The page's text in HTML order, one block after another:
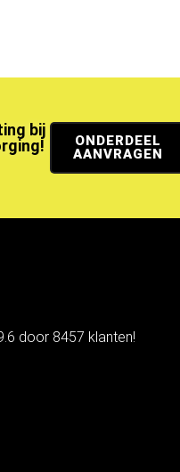
bij
ONDERDEEL
AANVRAGEN
door 8457 klanten!